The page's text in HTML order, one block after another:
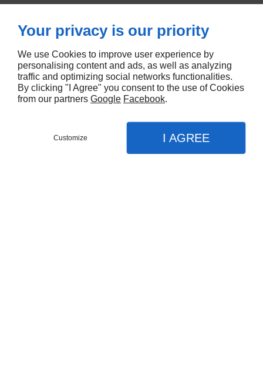
Your privacy is our priority
We use Cookies to improve user experience by
personalising content and ads, as well as analyzing
traffic and optimizing social networks functionalities.
By clicking "I Agree" you consent to the use of Cookies
from our partners Google Facebook.
Customize I AGREE